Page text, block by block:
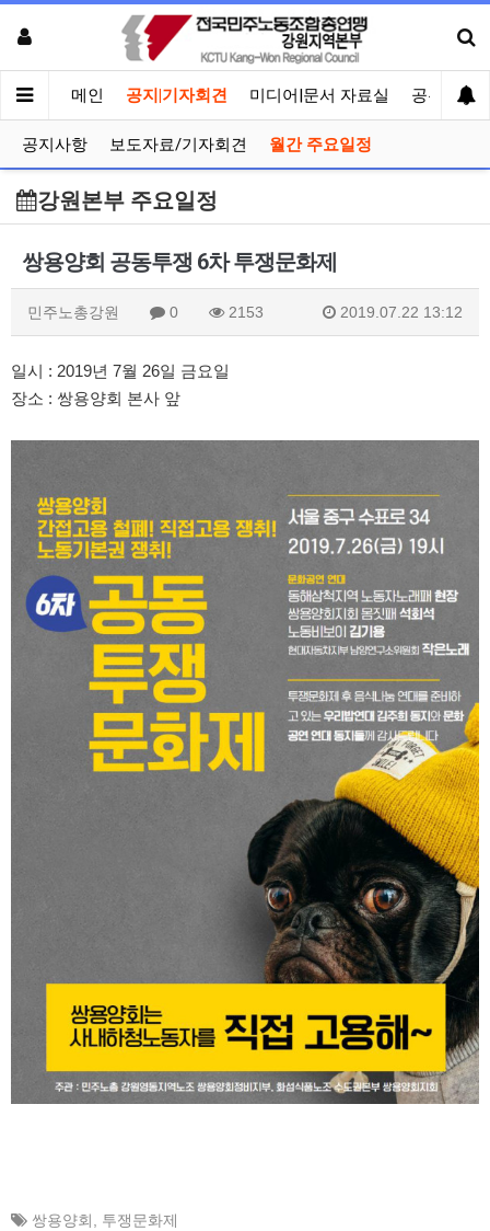
메인 공지|기자회견 미디어|문서 자료실 공유게시
공지사항 보도자료/기자회견 월간 주요일정
강원본부 주요일정
쌍용양회 공동투쟁 6차 투쟁문화제
민주노총강원 0 2153 2019.07.22 13:12
일시 : 2019년 7월 26일 금요일
장소 : 쌍용양회 본사 앞
쌍용양회 투쟁문화제